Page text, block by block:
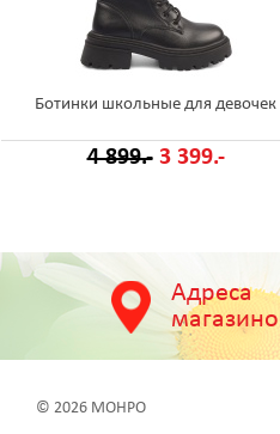
Ботинки школьные для девочек
4 899.- 3 399.-
Адреса
© 2026 МОНРО